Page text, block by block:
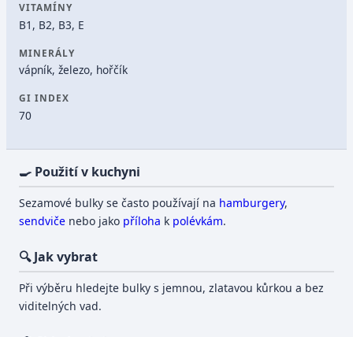
VITAMÍNY
B1, B2, B3, E
MINERÁLY
vápník, železo, hořčík
GI INDEX
70
🍳 Použití v kuchyni
Sezamové bulky se často používají na hamburgery,
sendviče nebo jako příloha k polévkám.
🔍 Jak vybrat
Při výběru hledejte bulky s jemnou, zlatavou kůrkou a bez
viditelných vad.